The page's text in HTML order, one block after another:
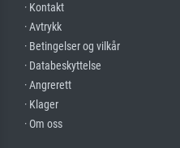
· Kontakt
· Avtrykk
· Betingelser og vilkår
· Databeskyttelse
· Angrerett
· Klager
· Om oss